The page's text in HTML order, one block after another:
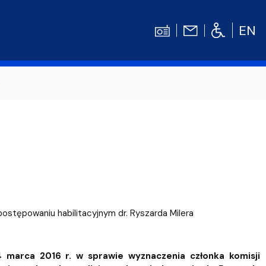
EN
Centrum Języków Obcych UG
habilitacyjnym dr. Ryszarda Milera
marca 2016 r. w sprawie wyznaczenia członka komisji